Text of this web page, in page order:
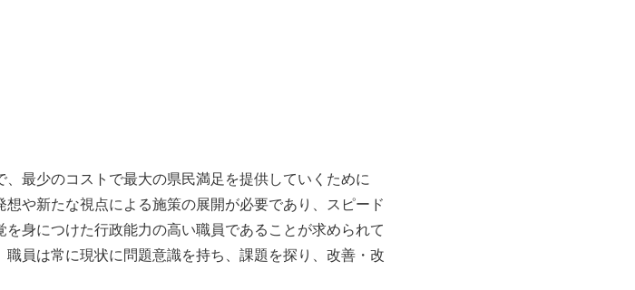
最少のコストで最大の県民満足を提供していくために
や新たな視点による施策の展開が必要であり、スピード
身につけた行政能力の高い職員であることが求められて
員は常に現状に問題意識を持ち、課題を探り、改善・改